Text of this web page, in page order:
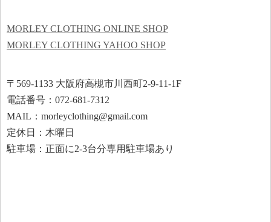
MORLEY CLOTHING ONLINE SHOP
MORLEY CLOTHING YAHOO SHOP
〒569-1133 大阪府高槻市川西町2-9-11-1F
電話番号：072-681-7312
MAIL：morleyclothing@gmail.com
定休日：木曜日
駐車場：正面に2-3台分専用駐車場あり